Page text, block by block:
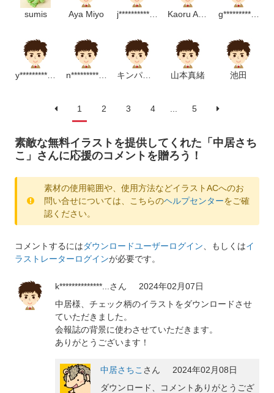
sumis Aya Miyo j*******************m Kaoru Akiyama g*********************p
y*********************m n*****************m キンパラ西 山本真緒 池田
1 2 3 4 5
素敵な無料イラストを提供してくれた「中居さち
こ」さんに応援のコメントを贈ろう！
素材の使用範囲や、使用方法などイラストACへのお
問い合せについては、こちらのヘルプセンターをご確
認ください。
コメントするにはダウンロードユーザーログイン 、もしくはイ
ラストレーターログインが必要です。
k**************... さん
2024年02月07日
中居様、チェック柄のイラストをダウンロードさせ
ていただきました。
会報誌の背景に使わさせていただきます。
ありがとうございます！
中居さちこ さん
2024年02月08日
ダウンロード、コメントありがとうござ